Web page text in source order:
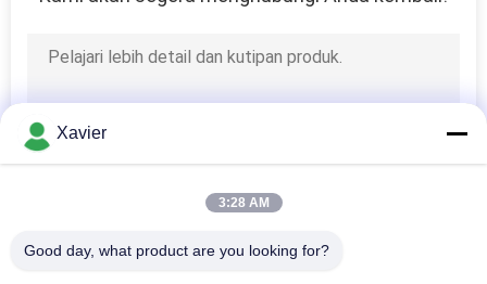
Xavier
3:28 AM
Good day, what product are you looking for?